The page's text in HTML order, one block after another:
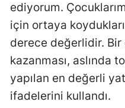
ediyorum.
için ortaya
derece değerlidir.
kazanması, aslında
yapılan en değerli
ifadelerini kullandı.